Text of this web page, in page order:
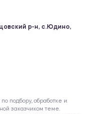
р-н, с.Юдино,
подбору, обработке и
заказчиком теме.